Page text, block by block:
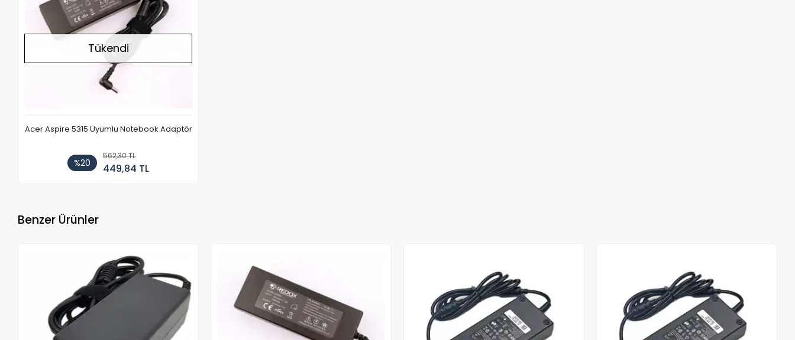
Tükendi
Acer Aspire 5315 Uyumlu Notebook Adaptör
%20
562,30 TL
449,84 TL
Benzer Ürünler